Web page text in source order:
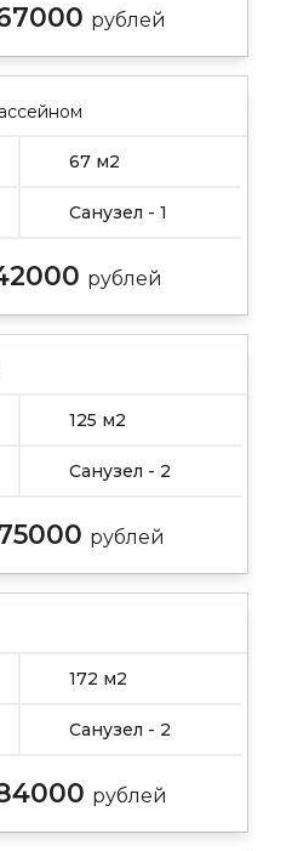
рублей
67 м2
Санузел - 1
рублей
125 м2
Санузел - 2
рублей
172 м2
Санузел - 2
рублей